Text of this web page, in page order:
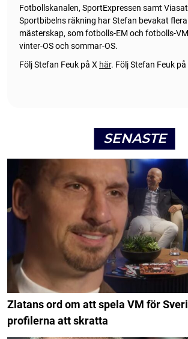
Fotbollskanalen, SportExpressen samt
Sportbibelns räkning har Stefan bevakat
mästerskap, som fotbolls-EM och fotbolls-
vinter-OS och sommar-OS.
Följ Stefan Feuk på X här. Följ Stefan Feuk
SENASTE
Zlatans ord om att spela VM för
profilerna att skratta